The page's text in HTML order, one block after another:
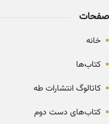
صفحات
• خانه
• کتاب‌ها
• کاتالوگ انتشارات طه
• کتاب‌های دست دوم